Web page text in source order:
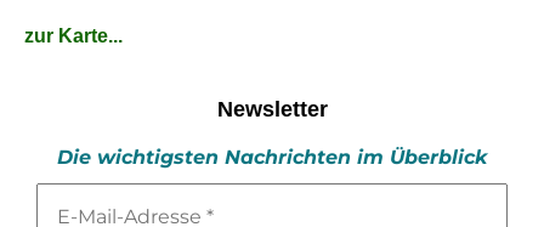
zur Karte...
Newsletter
Die wichtigsten Nachrichten im Überblick
Mail-